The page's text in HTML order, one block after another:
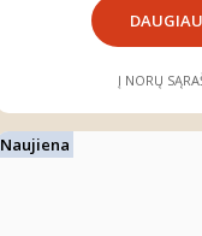
DAUGIAU
Į NORŲ
Naujiena